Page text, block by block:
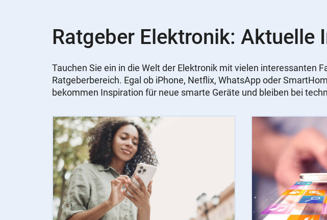
Ratgeber Elektronik: Aktuelle
Tauchen Sie ein in die Welt der Elektronik mit vielen interessanten
Ratgeberbereich. Egal ob iPhone, Netflix, WhatsApp oder
bekommen Inspiration für neue smarte Geräte und bleiben bei
Instructions